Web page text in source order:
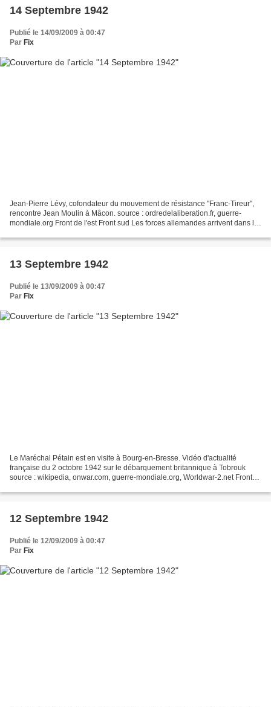
14 Septembre 1942
Publié le 14/09/2009 à 00:47
Par Fix
Jean-Pierre Lévy, cofondateur du mouvement de résistance "Franc-Tireur",
rencontre Jean Moulin à Mâcon. source : ordredelaliberation.fr, guerre-
mondiale.org Front de l'est Front sud Les forces allemandes arrivent dans le
13 Septembre 1942
Publié le 13/09/2009 à 00:47
Par Fix
Le Maréchal Pétain est en visite à Bourg-en-Bresse. Vidéo d'actualité
française du 2 octobre 1942 sur le débarquement britannique à Tobrouk
source : wikipedia, onwar.com, guerre-mondiale.org, Worldwar-2.net Front
12 Septembre 1942
Publié le 12/09/2009 à 00:47
Par Fix